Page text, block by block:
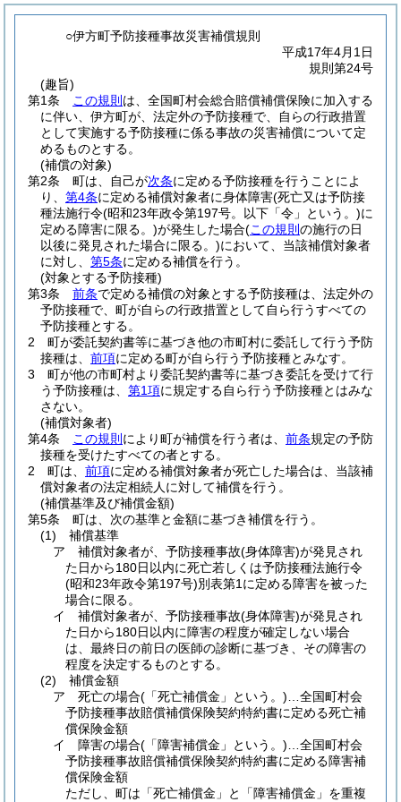
○伊方町予防接種事故災害補償規則
平成17年4月1日
規則第24号
(趣旨)
第1条
この規則 は、全国町村会総合賠償補償保険に加入する
に伴い、伊方町が、法定外の予防接種で、自らの行政措置
として実施する予防接種に係る事故の災害補償について定
めるものとする。
(補償の対象)
第2条
町は、自己が次条に定める予防接種を行うことによ
り、 第4条に定める補償対象者に身体障害(死亡又は予防接
種法施行令(昭和23年政令第197号。以下「令」という。)に
定める障害に限る。)が発生した場合(この規則 の施行の日
以後に発見された場合に限る。)において、当該補償対象者
に対し、 第5条に定める補償を行う。
(対象とする予防接種)
第3条
前条で定める補償の対象とする予防接種は、法定外の
予防接種で、町が自らの行政措置として自ら行うすべての
予防接種とする。
2
町が委託契約書等に基づき他の市町村に委託して行う予防
接種は、 前項に定める町が自ら行う予防接種とみなす。
3
町が他の市町村より委託契約書等に基づき委託を受けて行
う予防接種は、 第1項に規定する自ら行う予防接種とはみな
さない。
(補償対象者)
第4条
この規則 により町が補償を行う者は、 前条規定の予防
接種を受けたすべての者とする。
2
町は、 前項に定める補償対象者が死亡した場合は、当該補
償対象者の法定相続人に対して補償を行う。
(補償基準及び補償金額)
第5条
町は、次の基準と金額に基づき補償を行う。
(1)
補償基準
ア
補償対象者が、予防接種事故(身体障害)が発見され
た日から180日以内に死亡若しくは予防接種法施行令
(昭和23年政令第197号)別表第1に定める障害を被った
場合に限る。
イ
補償対象者が、予防接種事故(身体障害)が発見され
た日から180日以内に障害の程度が確定しない場合
は、最終日の前日の医師の診断に基づき、その障害の
程度を決定するものとする。
(2)
補償金額
ア
死亡の場合(「死亡補償金」という。) …全国町村会
予防接種事故賠償補償保険契約特約書に定める死亡補
償保険金額
イ
障害の場合(「障害補償金」という。) …全国町村会
予防接種事故賠償補償保険契約特約書に定める障害補
償保険金額
ただし、町は「死亡補償金」と「障害補償金」を重複